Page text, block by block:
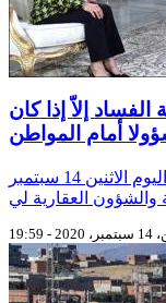
إلاّ إذا كان
زووم - اِستقبل رئيس الجمهورية قيس سعيد اليوم الاثنين 14 سبتمبر
19:59